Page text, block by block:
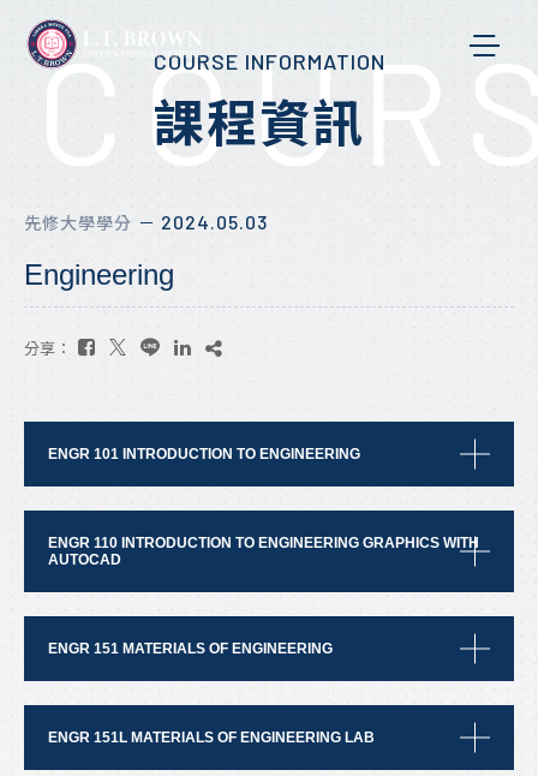
COURSE INFORMATION
課程資訊
先修大學學分 － 2024.05.03
Engineering
分享：
ENGR 101 INTRODUCTION TO ENGINEERING
ENGR 110 INTRODUCTION TO ENGINEERING GRAPHICS WITH
AUTOCAD
ENGR 151 MATERIALS OF ENGINEERING
ENGR 151L MATERIALS OF ENGINEERING LAB